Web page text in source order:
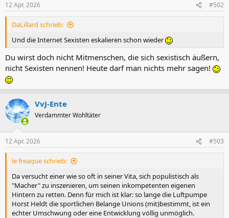
e
n
12 Apr. 2026 #502
DaLillard schrieb:
Und die Internet Sexisten eskalieren schon wieder
Du wirst doch nicht Mitmenschen, die sich sexistisch äußern,
nicht Sexisten nennen! Heute darf man nichts mehr sagen!
VvJ-Ente
Verdammter Wohltäter
12 Apr. 2026 #503
le freaque schrieb:
Da versucht einer wie so oft in seiner Vita, sich populistisch als
"Macher" zu inszenieren, um seinen inkompetenten eigenen
Hintern zu retten. Denn für mich ist klar: so lange die Luftpumpe
Horst Heldt die sportlichen Belange Unions (mit)bestimmt, ist ein
echter Umschwung oder eine Entwicklung völlig unmöglich.